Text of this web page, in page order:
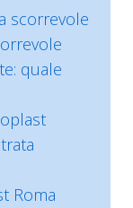
scorrevole
quale
Roma